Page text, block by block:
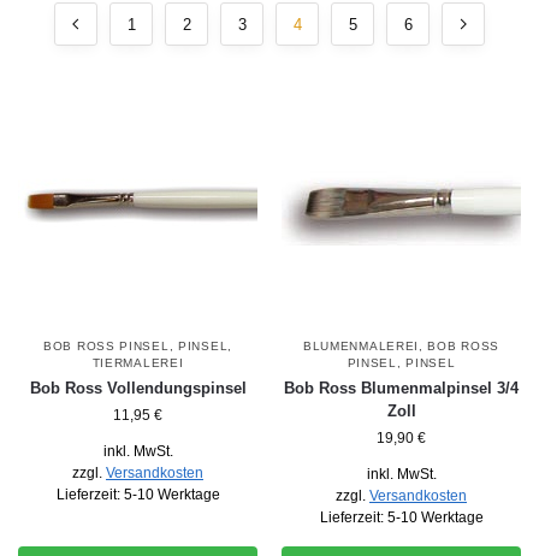
1 2 3 4 5 6
BOB ROSS PINSEL PINSEL
TIERMALEREI
Bob Ross Vollendungspinsel
11,95 €
inkl. MwSt.
zzgl. Versandkosten
Lieferzeit: 5-10 Werktage
BLUMENMALEREI ,BOB ROSS
PINSEL
,PINSEL
Bob Ross Blumenmalpinsel 3/4
Zoll
19,90 €
inkl. MwSt.
zzgl. Versandkosten
Lieferzeit: 5-10 Werktage